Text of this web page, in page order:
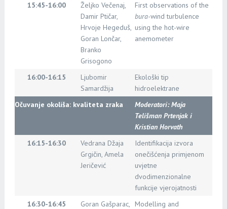
15:45-16:00
Željko Večenaj,
Damir Ptičar,
Hrvoje Hegeduš,
Goran Lončar,
Branko
Grisogono
First observations of the
bura-wind turbulence
using the hot-wire
anemometer
16:00-16:15
Ljubomir
Samardžija
Ekološki tip
hidroelektrane
Očuvanje okoliša: kvaliteta zraka
Moderatori:Maja
Telišman Prtenjak i
Kristian Horvath
16:15-16:30
Vedrana Džaja
Grgičin, Amela
Jeričević
Identifikacija izvora
onečišćenja primjenom
uvjetne
dvodimenzionalne
funkcije vjerojatnosti
16:30-16:45
Goran Gašparac,
Modelling and